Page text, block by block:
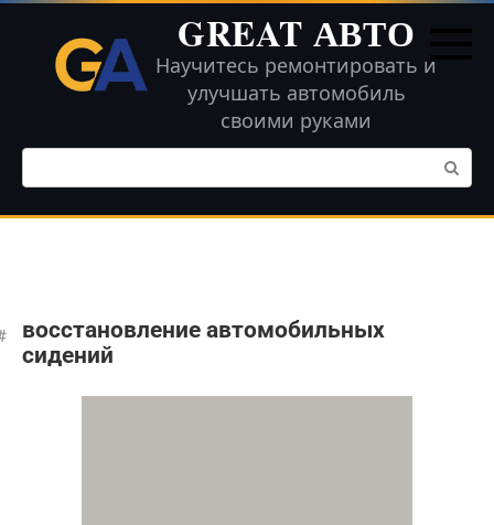
Перейти
контенту
GREAT АВТО
Научитесь ремонтировать и
улучшать автомобиль
своими руками
Поиск:
восстановление автомобильных
сидений